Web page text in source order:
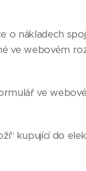
nákladech
ve webovém
ve
kupující do